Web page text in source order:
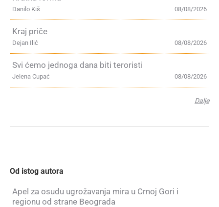
08/08/2026
Danilo Kiš
Kraj priče
08/08/2026
Dejan Ilić
Svi ćemo jednoga dana biti teroristi
08/08/2026
Jelena Cupać
Dalje
Od istog autora
Apel za osudu ugrožavanja mira u Crnoj Gori i
regionu od strane Beograda